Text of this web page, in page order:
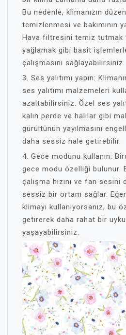
Bu nedenle, klimanızın
temizlenmesi ve bakımının
Hava filtresini temiz tutmak
yağlamak gibi basit
çalışmasını sağlayabilirsiniz.
3. Ses yalıtımı yapın:
ses yalıtımı malzemeleri
azaltabilirsiniz. Özel ses
kalın perde ve halılar gibi
gürültünün yayılmasını
daha sessiz hale getirebilir.
4. Gece modunu kullanın:
gece modu özelliği bulunur.
çalışma hızını ve fan sesini
sessiz bir ortam sağlar.
klimayı kullanıyorsanız, bu
getirerek daha rahat bir
yaşayabilirsiniz.